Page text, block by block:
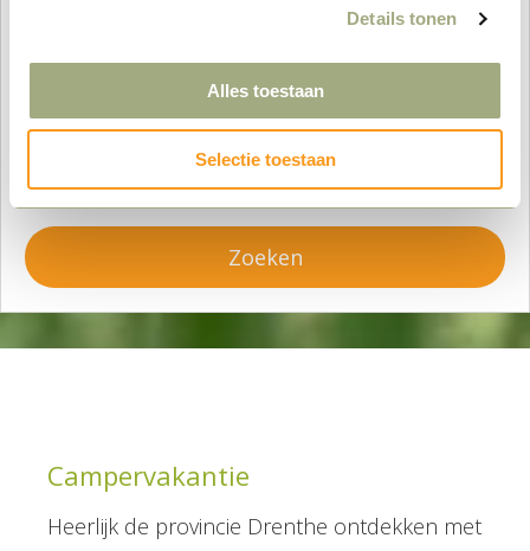
Details tonen
Alles toestaan
Selectie toestaan
Vertrek:
Zoeken
Campervakantie
Heerlijk de provincie Drenthe ontdekken met